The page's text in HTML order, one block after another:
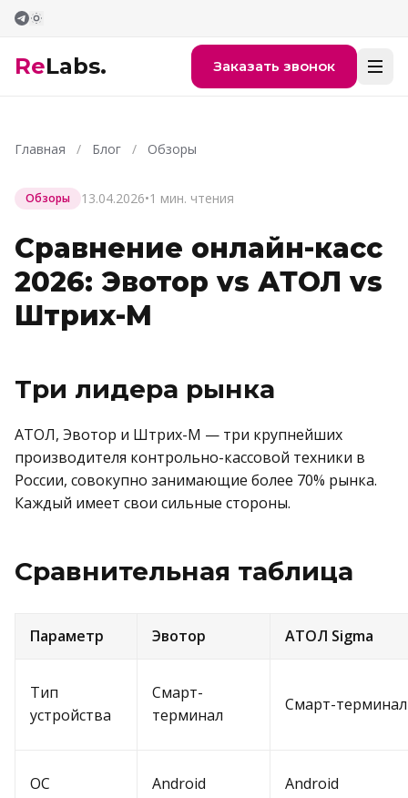
Перейти к содержимому
ReLabs. Заказать звонок
Главная / Блог / Обзоры
Обзоры 13.04.2026•1 мин. чтения
Сравнение онлайн-касс
2026: Эвотор vs АТОЛ vs
Штрих-М
Три лидера рынка
АТОЛ, Эвотор и Штрих-М — три крупнейших
производителя контрольно-кассовой техники в
России, совокупно занимающие более 70% рынка.
Каждый имеет свои сильные стороны.
Сравнительная таблица
Параметр Эвотор АТОЛ Sigma
Тип
устройства
Смарт-
терминал
Смарт-терминал
ОС Android Android